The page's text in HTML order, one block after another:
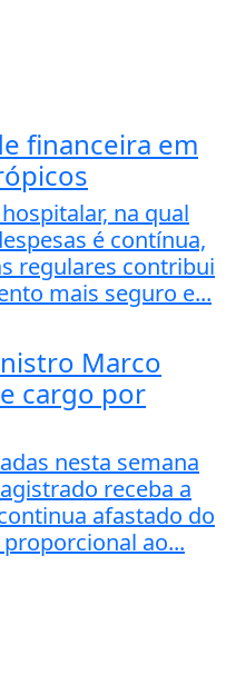
financeira em
na qual
é contínua,
regulares contribui
mais seguro e...
Marco
cargo por
nesta semana
receba a
afastado do
ao...